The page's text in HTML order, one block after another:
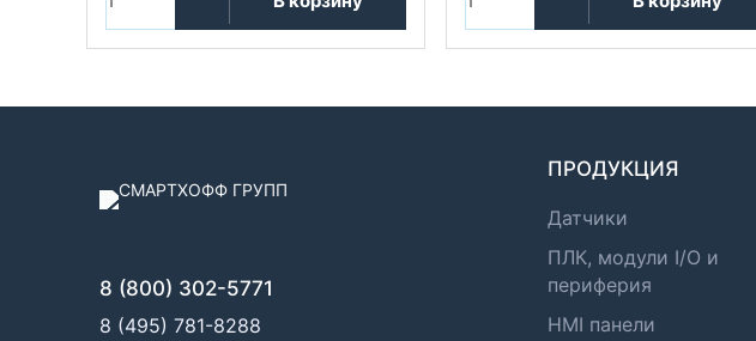
8 (800) 302-5771
8 (495) 781-8288
ПРОДУКЦИЯ
Датчики
ПЛК, модули I/O и
периферия
HMI панели